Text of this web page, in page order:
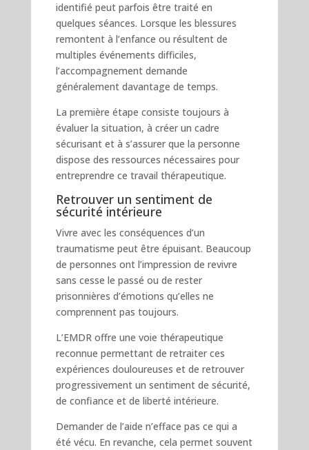
identifié peut parfois être traité en
quelques séances. Lorsque les blessures
remontent à l’enfance ou résultent de
multiples événements difficiles,
l’accompagnement demande
généralement davantage de temps.
La première étape consiste toujours à
évaluer la situation, à créer un cadre
sécurisant et à s’assurer que la personne
dispose des ressources nécessaires pour
entreprendre ce travail thérapeutique.
Retrouver un sentiment de
sécurité intérieure
Vivre avec les conséquences d’un
traumatisme peut être épuisant. Beaucoup
de personnes ont l’impression de revivre
sans cesse le passé ou de rester
prisonnières d’émotions qu’elles ne
comprennent pas toujours.
L’EMDR offre une voie thérapeutique
reconnue permettant de retraiter ces
expériences douloureuses et de retrouver
progressivement un sentiment de sécurité,
de confiance et de liberté intérieure.
Demander de l’aide n’efface pas ce qui a
été vécu. En revanche, cela permet souvent